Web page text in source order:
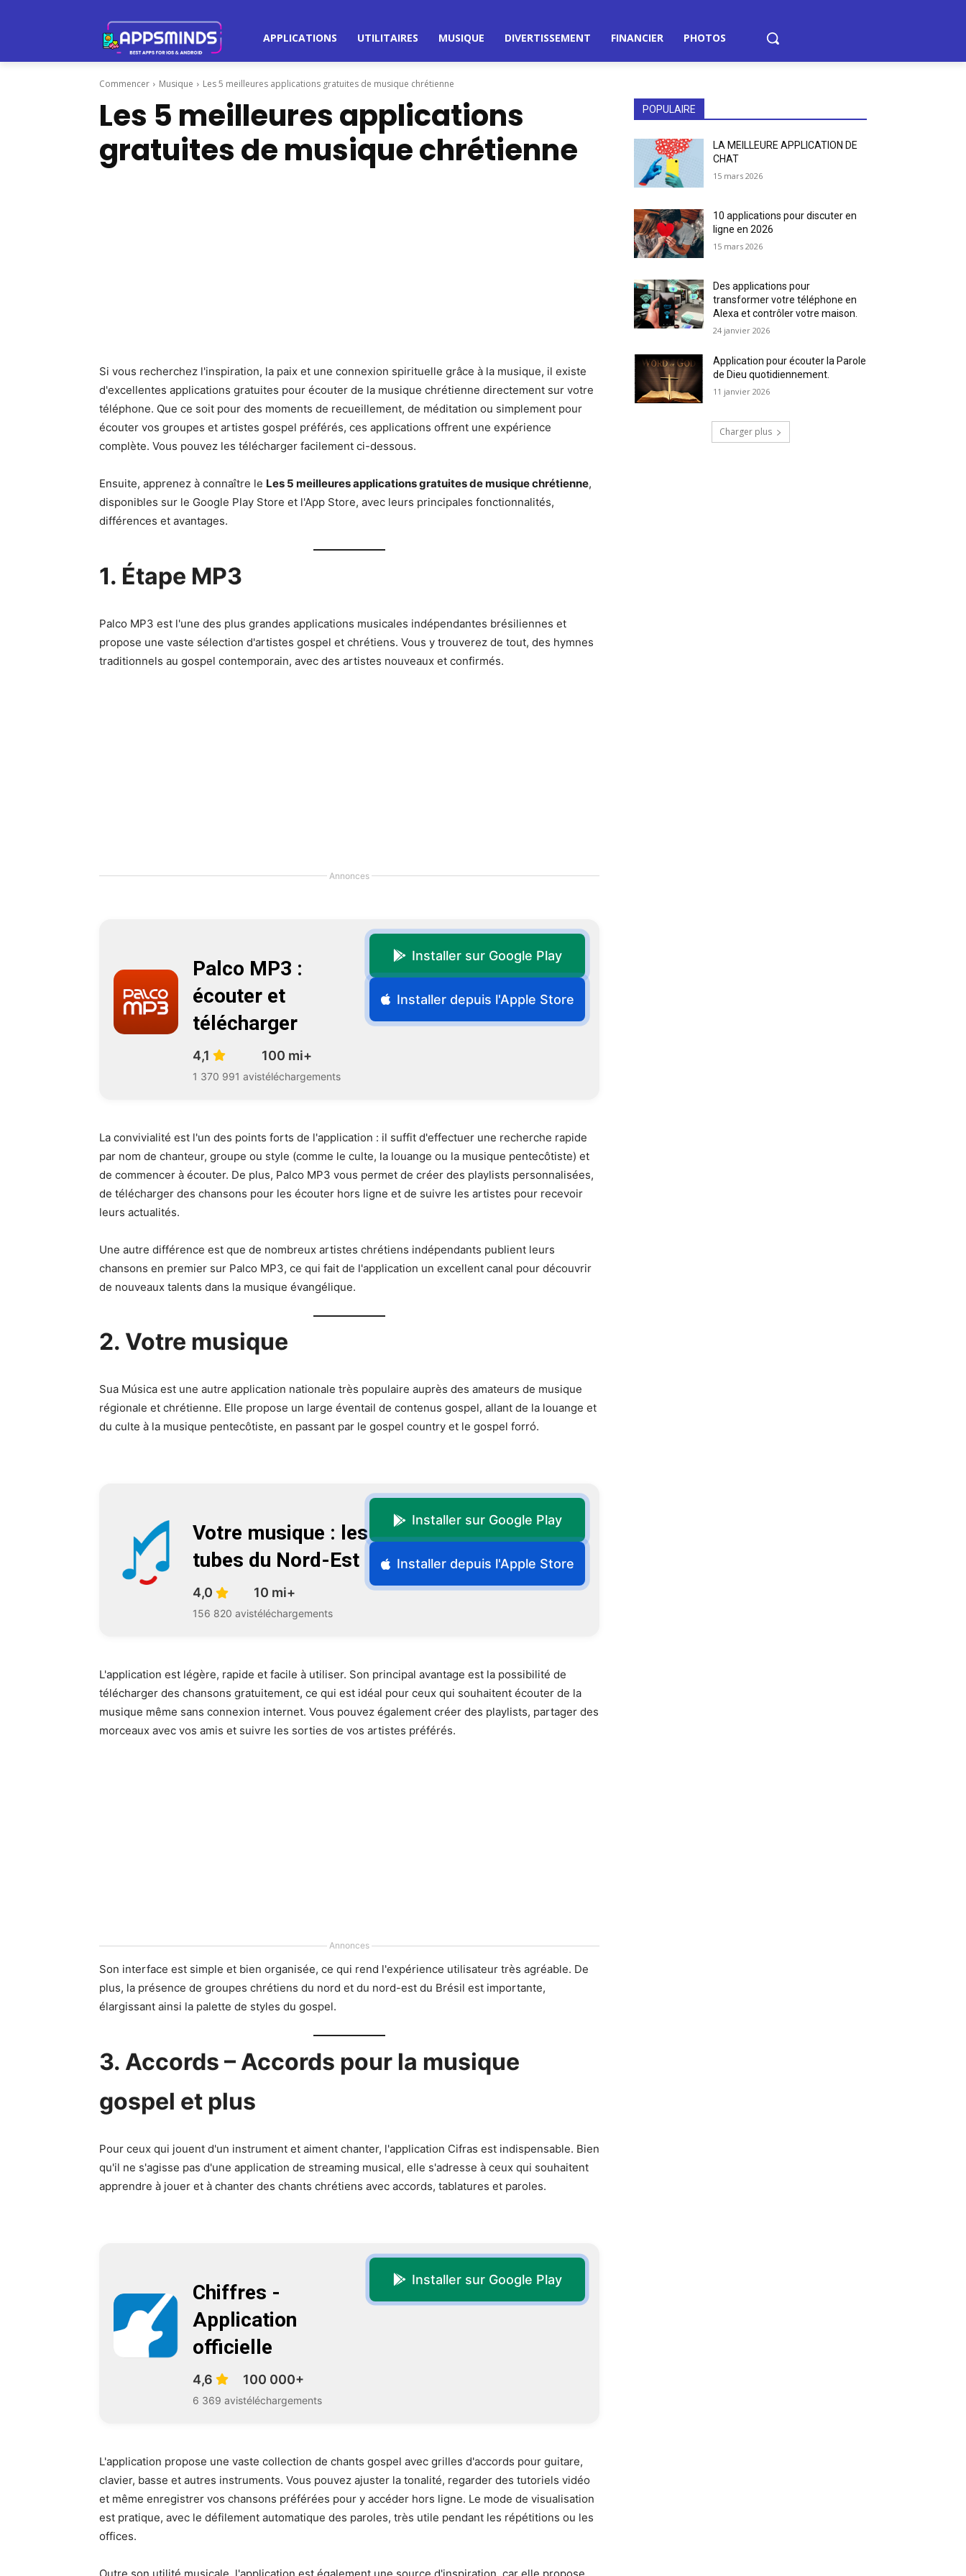
APPLICATIONS UTILITAIRES MUSIQUE DIVERTISSEMENT FINANCIER PHOTOS
Commencer Musique Les 5 meilleures applications gratuites de musique chrétienne
Les 5 meilleures applications
gratuites de musique chrétienne
Si vous recherchez l'inspiration, la paix et une connexion spirituelle grâce à la musique, il existe
d'excellentes applications gratuites pour écouter de la musique chrétienne directement sur votre
téléphone. Que ce soit pour des moments de recueillement, de méditation ou simplement pour
écouter vos groupes et artistes gospel préférés, ces applications offrent une expérience
complète. Vous pouvez les télécharger facilement ci-dessous.
Ensuite, apprenez à connaître le Les 5 meilleures applications gratuites de musique chrétienne,
disponibles sur le Google Play Store et l'App Store, avec leurs principales fonctionnalités,
différences et avantages.
1. Étape MP3
Palco MP3 est l'une des plus grandes applications musicales indépendantes brésiliennes et
propose une vaste sélection d'artistes gospel et chrétiens. Vous y trouverez de tout, des hymnes
traditionnels au gospel contemporain, avec des artistes nouveaux et confirmés.
Annonces
Palco MP3 :
écouter et
télécharger
4,1
1 370 991 avis
100 mi+
téléchargements
Installer sur Google Play
Installer depuis l'Apple Store
La convivialité est l'un des points forts de l'application : il suffit d'effectuer une recherche rapide
par nom de chanteur, groupe ou style (comme le culte, la louange ou la musique pentecôtiste) et
de commencer à écouter. De plus, Palco MP3 vous permet de créer des playlists personnalisées,
de télécharger des chansons pour les écouter hors ligne et de suivre les artistes pour recevoir
leurs actualités.
Une autre différence est que de nombreux artistes chrétiens indépendants publient leurs
chansons en premier sur Palco MP3, ce qui fait de l'application un excellent canal pour découvrir
de nouveaux talents dans la musique évangélique.
2. Votre musique
Sua Música est une autre application nationale très populaire auprès des amateurs de musique
régionale et chrétienne. Elle propose un large éventail de contenus gospel, allant de la louange et
du culte à la musique pentecôtiste, en passant par le gospel country et le gospel forró.
Votre musique : les
tubes du Nord-Est
4,0
156 820 avis
10 mi+
téléchargements
Installer sur Google Play
Installer depuis l'Apple Store
L'application est légère, rapide et facile à utiliser. Son principal avantage est la possibilité de
télécharger des chansons gratuitement, ce qui est idéal pour ceux qui souhaitent écouter de la
musique même sans connexion internet. Vous pouvez également créer des playlists, partager des
morceaux avec vos amis et suivre les sorties de vos artistes préférés.
Annonces
Son interface est simple et bien organisée, ce qui rend l'expérience utilisateur très agréable. De
plus, la présence de groupes chrétiens du nord et du nord-est du Brésil est importante,
élargissant ainsi la palette de styles du gospel.
3. Accords – Accords pour la musique
gospel et plus
Pour ceux qui jouent d'un instrument et aiment chanter, l'application Cifras est indispensable. Bien
qu'il ne s'agisse pas d'une application de streaming musical, elle s'adresse à ceux qui souhaitent
apprendre à jouer et à chanter des chants chrétiens avec accords, tablatures et paroles.
Chiffres -
Application
officielle
4,6
6 369 avis
100 000+
téléchargements
Installer sur Google Play
L'application propose une vaste collection de chants gospel avec grilles d'accords pour guitare,
clavier, basse et autres instruments. Vous pouvez ajuster la tonalité, regarder des tutoriels vidéo
et même enregistrer vos chansons préférées pour y accéder hors ligne. Le mode de visualisation
est pratique, avec le défilement automatique des paroles, très utile pendant les répétitions ou les
offices.
Outre son utilité musicale, l'application est également une source d'inspiration, car elle propose
POPULAIRE
LA MEILLEURE APPLICATION DE
CHAT
15 mars 2026
10 applications pour discuter en
ligne en 2026
15 mars 2026
Des applications pour
transformer votre téléphone en
Alexa et contrôler votre maison.
24 janvier 2026
Application pour écouter la Parole
de Dieu quotidiennement.
11 janvier 2026
Charger plus